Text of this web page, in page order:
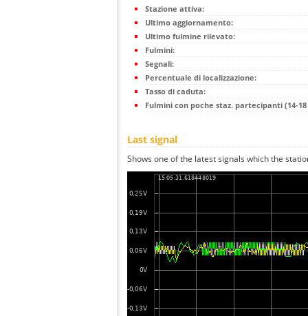
Stazione attiva:
Ultimo aggiornamento:
Ultimo fulmine rilevato:
Fulmini:
Segnali:
Percentuale di localizzazione:
Tasso di caduta:
Fulmini con poche staz. partecipanti (14-
Last signal
Shows one of the latest signals which the